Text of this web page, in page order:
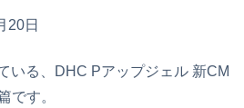
20日
いる、DHC Pアップジェル 新CM
です。